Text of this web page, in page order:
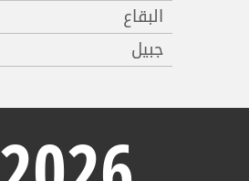
البقاع
جبيل